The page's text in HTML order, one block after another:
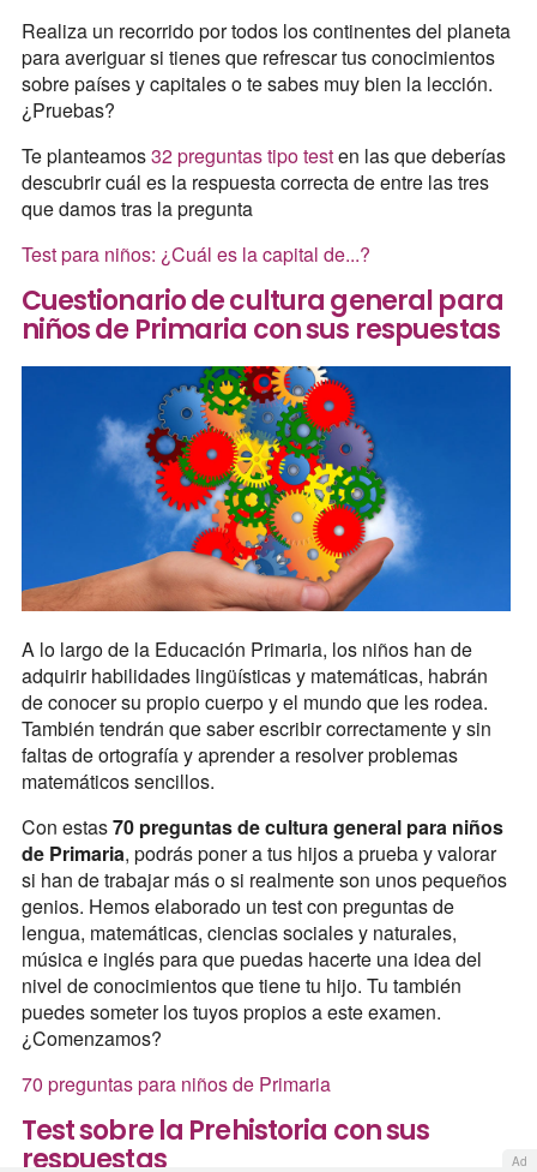
Realiza un recorrido por todos los continentes del planeta
para averiguar si tienes que refrescar tus conocimientos
sobre países y capitales o te sabes muy bien la lección.
¿Pruebas?
Te planteamos32 preguntas tipo testen las que deberías
descubrir cuál es la respuesta correcta de entre las tres
que damos tras la pregunta
Test para niños: ¿Cuál es la capital de...?
Cuestionario de cultura general para
niños de Primaria con sus respuestas
A lo largo de la Educación Primaria, los niños han de
adquirir habilidades lingüísticas y matemáticas, habrán
de conocer su propio cuerpo y el mundo que les rodea.
También tendrán que saber escribir correctamente y sin
faltas de ortografía y aprender a resolver problemas
matemáticos sencillos.
Con estas70 preguntas de cultura general para niños
de Primaria, podrás poner a tus hijos a prueba y valorar
si han de trabajar más o si realmente son unos pequeños
genios. Hemos elaborado un test con preguntas de
lengua, matemáticas, ciencias sociales y naturales,
música e inglés para que puedas hacerte una idea del
nivel de conocimientos que tiene tu hijo. Tu también
puedes someter los tuyos propios a este examen.
¿Comenzamos?
70 preguntas para niños de Primaria
Test sobre la Prehistoria con sus
respuestas Ad